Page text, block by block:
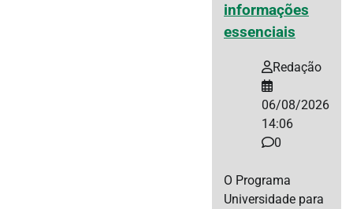
informações
essenciais
Redação
06/08/2026
14:06
0
O Programa
Universidade para